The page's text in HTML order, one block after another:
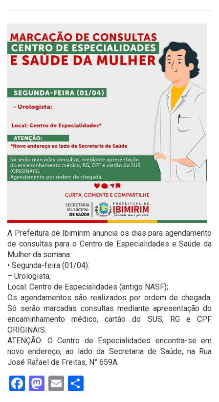
A Prefeitura de Ibimirim anuncia os dias para agendamento
de consultas para o Centro de Especialidades e Saúde da
Mulher da semana:
• Segunda-feira (01/04):
– Urologista;
Local: Centro de Especialidades (antigo NASF);
Os agendamentos são realizados por ordem de chegada.
Só serão marcadas consultas mediante apresentação do
encaminhamento médico, cartão do SUS, RG e CPF
ORIGINAIS.
ATENÇÃO: O Centro de Especialidades encontra-se em
novo endereço, ao lado da Secretaria de Saúde, na Rua
José Rafael de Freitas, N° 659A.
Facebook
Mastodon
Email